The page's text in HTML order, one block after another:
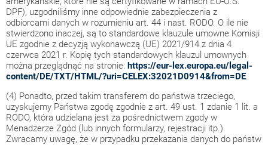
DPF), uzgodniliśmy inne odpowiednie zabezpieczenia z
odbiorcami danych w rozumieniu art. 44 i nast. RODO. O ile nie
stwierdzono inaczej, są to standardowe klauzule umowne Komisji
UE zgodnie z decyzją wykonawczą (UE) 2021/914 z dnia 4
czerwca 2021 r. Kopię tych standardowych klauzul umownych
można przeglądnąć na stronie: https://eur-lex.europa.eu/legal-
content/DE/TXT/HTML/?uri=CELEX:32021D0914&from=DE.
(4) Ponadto, przed takim transferem do państwa trzeciego,
uzyskujemy Państwa zgodę zgodnie z art. 49 ust. 1 zdanie 1 lit. a
RODO, która udzielana jest za pośrednictwem zgody w
Menadżerze Zgód (lub innych formularzy, rejestracji itp.).
Zwracamy uwagę, że w przypadku przekazania danych do państw